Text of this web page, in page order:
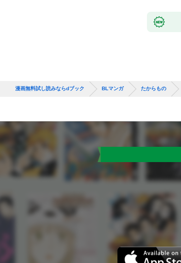
漫画無料試し読みならdブック BLマンガ たからもの